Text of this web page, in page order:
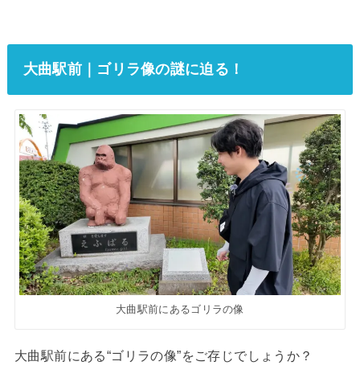
大曲駅前｜ゴリラ像の謎に迫る！
大曲駅前にあるゴリラの像
大曲駅前にある“ゴリラの像”をご存じでしょうか？